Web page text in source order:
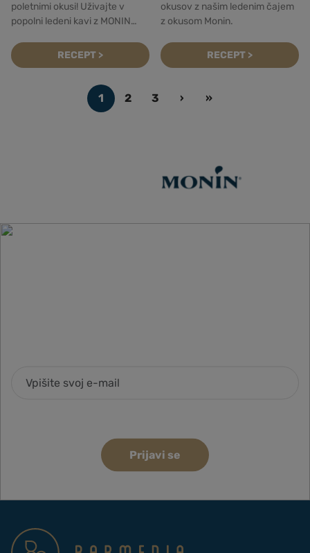
poletnimi okusi! Uživajte v
popolni ledeni kavi z MONIN
smo dobro poznanim okusom
dodali novega: cimetova rolica!
RECEPT >
okusov z našim ledenim čajem
z okusom Monin.
RECEPT >
Page navigation
Current Page
1
Page
2
Page
3 › »
Prijavi se